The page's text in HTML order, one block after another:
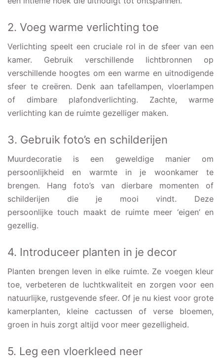
2. Voeg warme verlichting toe
Verlichting speelt een cruciale rol in de sfeer van een
kamer. Gebruik verschillende lichtbronnen op
verschillende hoogtes om een warme en uitnodigende
sfeer te creëren. Denk aan tafellampen, vloerlampen
of dimbare plafondverlichting. Zachte, warme
verlichting kan de ruimte gezelliger maken.
3. Gebruik foto’s en schilderijen
Muurdecoratie is een geweldige manier om
persoonlijkheid en warmte in je woonkamer te
brengen. Hang foto’s van dierbare momenten of
schilderijen die je mooi vindt. Deze
persoonlijke touch maakt de ruimte meer ‘eigen’ en
gezellig.
4. Introduceer planten in je decor
Planten brengen leven in elke ruimte. Ze voegen kleur
toe, verbeteren de luchtkwaliteit en zorgen voor een
natuurlijke, rustgevende sfeer. Of je nu kiest voor grote
kamerplanten, kleine cactussen of verse bloemen,
groen in huis zorgt altijd voor meer gezelligheid.
5. Leg een vloerkleed neer